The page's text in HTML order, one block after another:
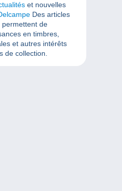
et nouvelles
Des articles
permettent de
en timbres,
et autres intérêts
de collection.